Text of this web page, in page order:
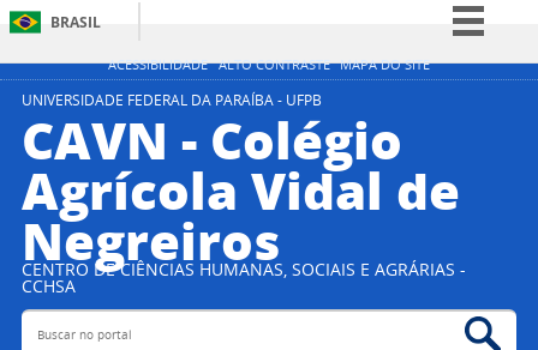
ACESSIBILIDADE ALTO CONTRASTE MAPA DO SITE
BRASIL
Simplifique!
Participe
Acesso à informação
Legislação
UNIVERSIDADE FEDERAL DA PARAÍBA - UFPB
CAVN - Colégio
Agrícola Vidal de
Negreiros
CENTRO DE CIÊNCIAS HUMANAS, SOCIAIS E AGRÁRIAS -
CCHSA
Buscar no portal